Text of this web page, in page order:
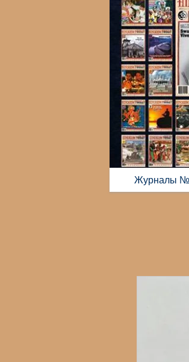
Журналы №